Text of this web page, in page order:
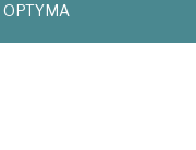
OPTYMA